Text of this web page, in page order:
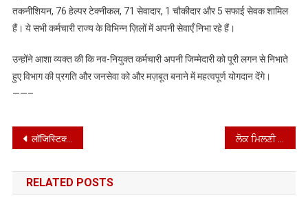
तकनीशियन, 76 हेल्पर टेक्नीकल, 71 सेवादार, 1 चौकीदार और 5 सफाई सेवक शामिल
हैं। ये सभी कर्मचारी राज्य के विभिन्न ज़िलों में अपनी सेवाएँ निभा रहे हैं।
उन्होंने आशा व्यक्त की कि नव-नियुक्त कर्मचारी अपनी जिम्मेदारी को पूरी लगन से निभाते
हुए विभाग की प्रगति और जनसेवा को और मज़बूत बनाने में महत्वपूर्ण योगदान देंगे।
——–
Post
navigation
लॉजिस्टिक्स डिजिटलीकरण और औद्योगिक प्रतिस्पर्धा को बढ़ावा देने के लिए पंजाब ने एनएलडीएसएल के साथ समझौता किया
RELATED POSTS